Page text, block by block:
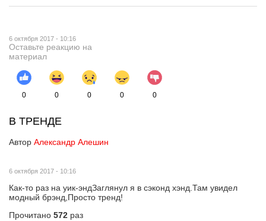
6 октября 2017 - 10:16
Оставьте реакцию на
материал
0 0 0 0 0
В ТРЕНДЕ
Автор Александр Алешин
6 октября 2017 - 10:16
Как-то раз на уик-эндЗаглянул я в сэконд хэнд.Там увидел
модный брэнд,Просто тренд!
Прочитано 572 раз